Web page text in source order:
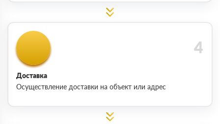
Доставка
Осуществление доставки на объект или адрес